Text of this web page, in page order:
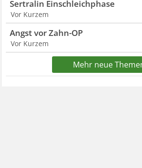
Sertralin Einschleichphase
Vor Kurzem
Angst vor Zahn-OP
Vor Kurzem
Mehr neue